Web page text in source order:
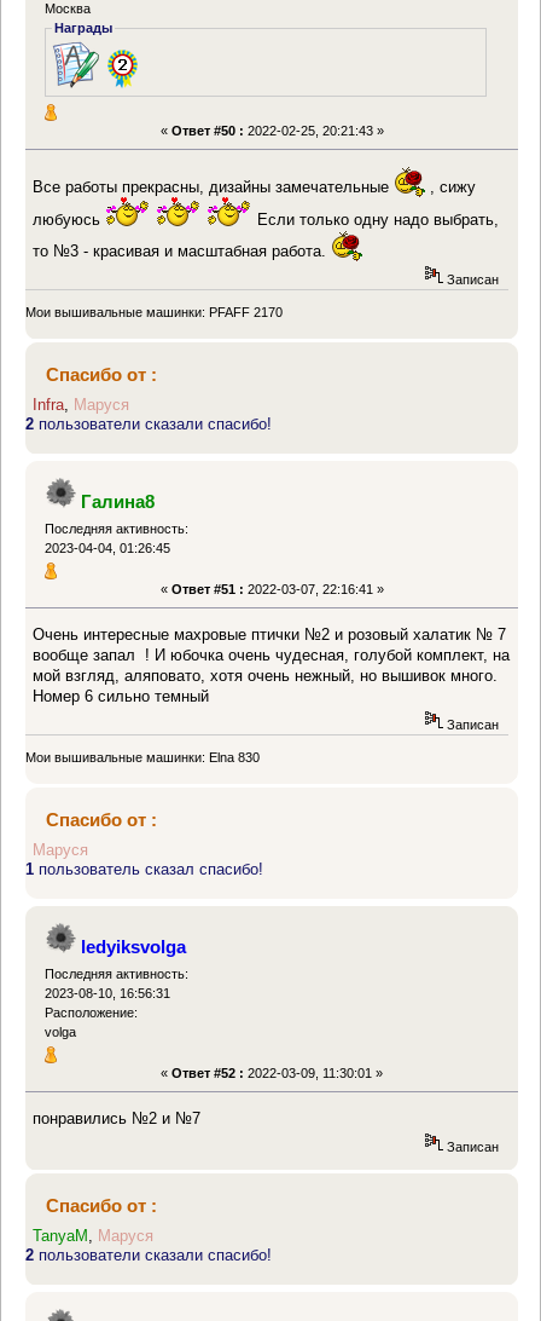
Москва
Награды
« Ответ #50 : 2022-02-25, 20:21:43 »
Все работы прекрасны, дизайны замечательные
, сижу
любуюсь
Если только одну надо выбрать,
то №3 - красивая и масштабная работа.
Записан
Мои вышивальные машинки: PFAFF 2170
Спасибо от :
Infra Маруся
2 пользователи сказали спасибо!
Галина8
Последняя активность:
2023-04-04, 01:26:45
« Ответ #51 : 2022-03-07, 22:16:41 »
Очень интересные махровые птички №2 и розовый халатик № 7
вообще запал ! И юбочка очень чудесная, голубой комплект, на
мой взгляд, аляповато, хотя очень нежный, но вышивок много.
Номер 6 сильно темный
Записан
Мои вышивальные машинки: Elna 830
Спасибо от :
Маруся
1 пользователь сказал спасибо!
ledyiksvolga
Последняя активность:
2023-08-10, 16:56:31
Расположение:
volga
« Ответ #52 : 2022-03-09, 11:30:01 »
понравились №2 и №7
Записан
Спасибо от :
TanyaM
Маруся
2 пользователи сказали спасибо!